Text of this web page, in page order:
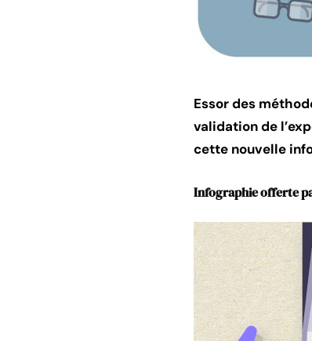
Essor des
validation de
cette nouvelle
Infographie offerte